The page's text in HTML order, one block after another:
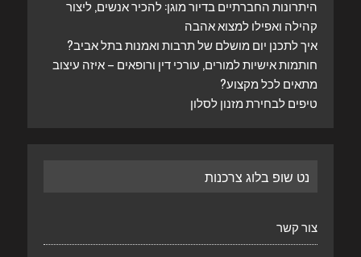
היתרונות החברתיים בדיור מוגן: להכיר אנשים, ליצור
קהילה ואפילו למצוא אהבה
איך לתכנן יום מושלם של תרבות ואמנות בתל אביב?
חותמות אישיות למורים, עורכי דין ורופאים – איזה עיצוב
מתאים לכל מקצוע?
טיפים לבחירת מזנון לסלון
נט שופ בלוג צרכנות
צור קשר